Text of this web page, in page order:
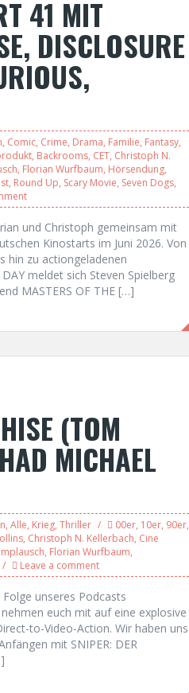
41 MIT
DISCLOSURE
, Comic, Crime, Drama, Familie, Fantasy,
, Backrooms, CET, Christoph N.
, Florian Wurfbaum, Hörsendung,
, Round Up, Scary Movie, Seven Dogs,
und Christoph gemeinsam mit
Kinostarts im Juni 2026. Von
hin zu actiongeladenen
meldet sich Steven Spielberg
MASTERS OF THE […]
(TOM
MICHAEL
, Alle, Krieg, Thriller 00er, 10er, 90er,
, Christoph N. Kellerbach, Cine
, Florian Wurfbaum,
Leave a comment
unseres Podcasts
euch mit auf eine explosive
to-Video-Action. Wir haben uns
mit SNIPER: DER